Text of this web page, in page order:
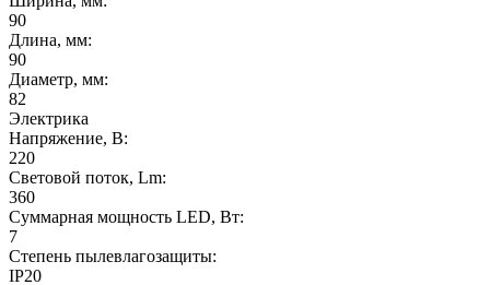
90
Длина, мм:
90
Диаметр, мм:
82
Электрика
Напряжение, В:
220
Световой поток, Lm:
360
Суммарная мощность LED, Вт:
7
Степень пылевлагозащиты:
IP20